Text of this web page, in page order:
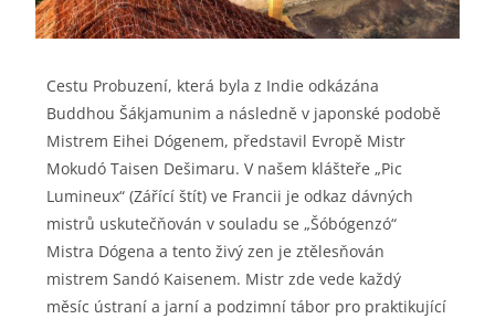
Cestu Probuzení, která byla z Indie odkázána
Buddhou Šákjamunim a následně v japonské podobě
Mistrem Eihei Dógenem, představil Evropě Mistr
Mokudó Taisen Dešimaru. V našem klášteře „Pic
Lumineux“ (Zářící štít) ve Francii je odkaz dávných
mistrů uskutečňován v souladu se „Šóbógenzó“
Mistra Dógena a tento živý zen je ztělesňován
mistrem Sandó Kaisenem. Mistr zde vede každý
měsíc ústraní a jarní a podzimní tábor pro praktikující